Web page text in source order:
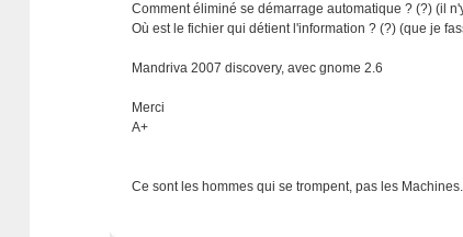
Comment éliminé se démarrage automatique ? (?) (il
Où est le fichier qui détient l'information ? (?) (que je
Mandriva 2007 discovery, avec gnome 2.6
Merci
A+
Ce sont les hommes qui se trompent, pas les